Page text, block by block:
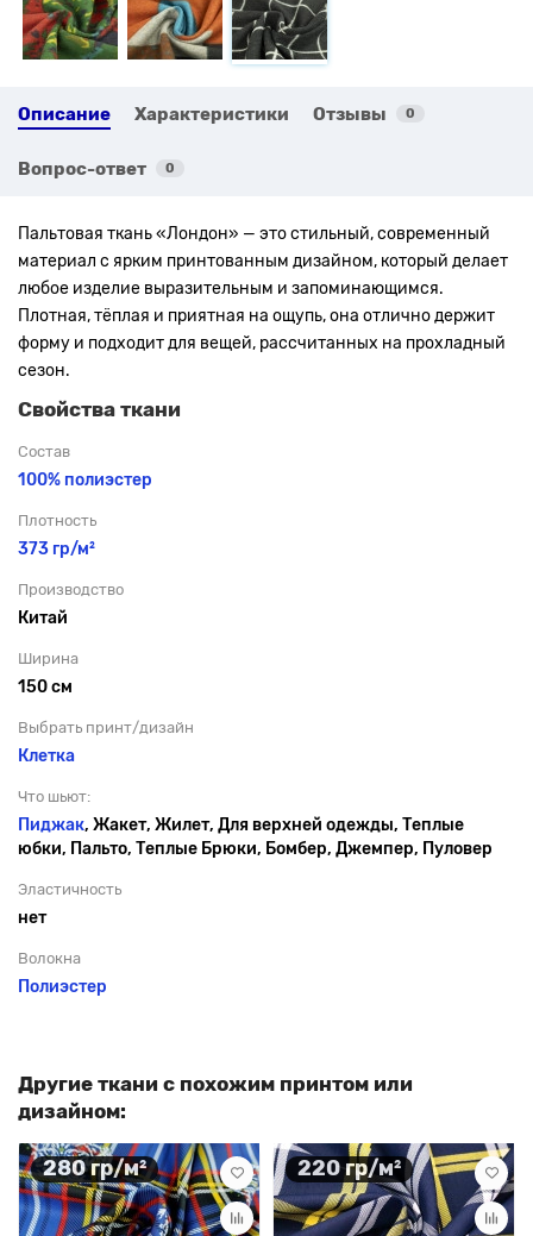
Описание Характеристики Отзывы 0
Вопрос-ответ 0
Пальтовая ткань «Лондон» — это стильный, современный
материал с ярким принтованным дизайном, который делает
любое изделие выразительным и запоминающимся.
Плотная, тёплая и приятная на ощупь, она отлично держит
форму и подходит для вещей, рассчитанных на прохладный
сезон.
Свойства ткани
Состав
100% полиэстер
Плотность
373 гр/м²
Производство
Китай
Ширина
150 см
Выбрать принт/дизайн
Клетка
Что шьют:
Пиджак, Жакет, Жилет, Для верхней одежды, Теплые
юбки, Пальто, Теплые Брюки, Бомбер, Джемпер, Пуловер
Эластичность
нет
Волокна
Полиэстер
Другие ткани с похожим принтом или
дизайном:
280 гр/м² 220 гр/м²